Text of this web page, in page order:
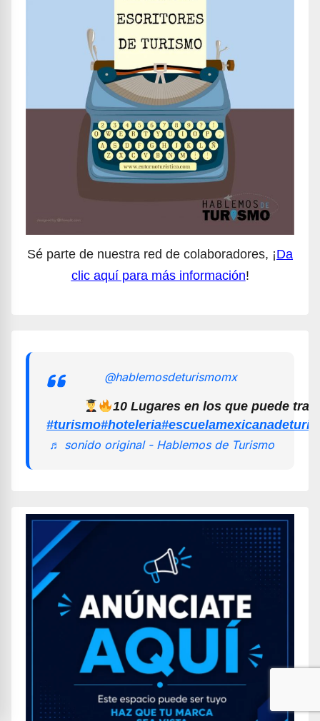
Sé parte de nuestra red de colaboradores, ¡Da
clic aquí para más información!
@hablemosdeturismomx
10 Lugares en los que puede
#turismo#hoteleria
♬ sonido original - Hablemos de Turismo